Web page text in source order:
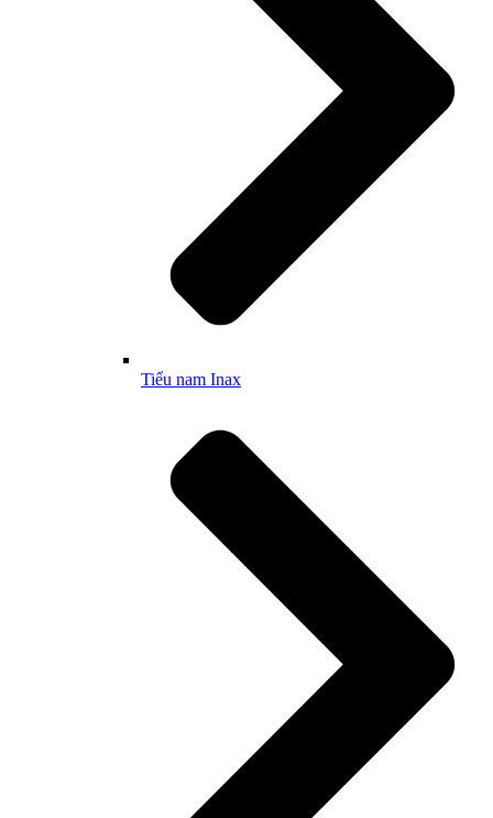
Tiểu nam Inax